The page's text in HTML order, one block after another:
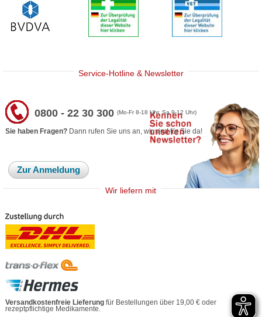
Service-Hotline & Newsletter
0800 - 22 30 300(Mo-Fr 8-18 Uhr, Sa 9-12 Uhr)
Sie haben Fragen? Dann rufen Sie uns an, wir sind für Sie da!
Zur Anmeldung
Wir liefern mit
Versandkostenfreie Lieferung für Bestellungen über 19,00 € oder
rezeptpflichtige Medikamente.